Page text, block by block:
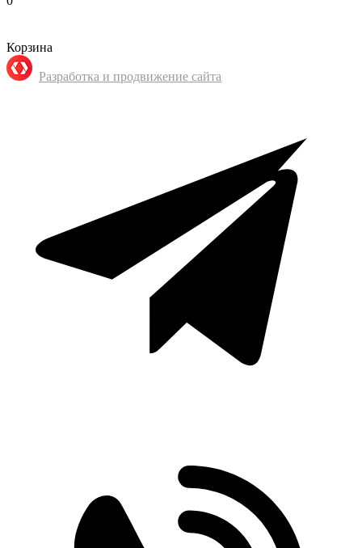
Корзина
Разработка и продвижение сайта